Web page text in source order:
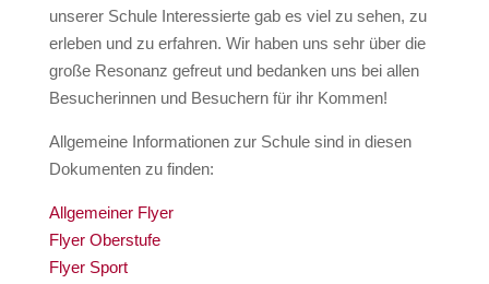
unserer Schule Interessierte gab es viel zu sehen, zu
erleben und zu erfahren. Wir haben uns sehr über die
große Resonanz gefreut und bedanken uns bei allen
Besucherinnen und Besuchern für ihr Kommen!
Allgemeine Informationen zur Schule sind in diesen
Dokumenten zu finden:
Allgemeiner Flyer
Flyer Oberstufe
Flyer Sport